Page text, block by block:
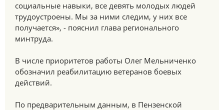
социальные навыки, все девять молодых людей
трудоустроены. Мы за ними следим, у них все
получается», - пояснил глава регионального
минтруда.
В числе приоритетов работы Олег Мельниченко
обозначил реабилитацию ветеранов боевых
действий.
По предварительным данным, в Пензенской